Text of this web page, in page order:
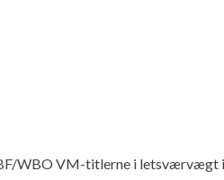
WBO VM-titlerne i letsværvægt